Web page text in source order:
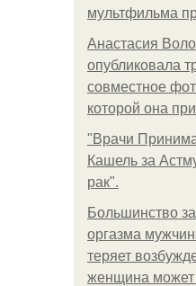
мультфильма
Анастасия
опубликовала
совместное
которой она
"Врачи
Кашель за
рак".
Большинство
оргазма
теряет
женщина может